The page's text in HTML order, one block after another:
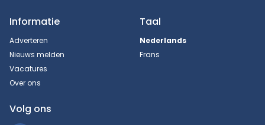
Informatie
Adverteren
Nieuws melden
Vacatures
Over ons
Taal
Nederlands
Frans
Volg ons